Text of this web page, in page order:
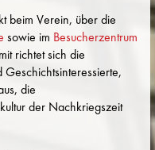
beim Verein, über die
sowie im Besucherzentrum
richtet sich die
die
der Nachkriegszeit